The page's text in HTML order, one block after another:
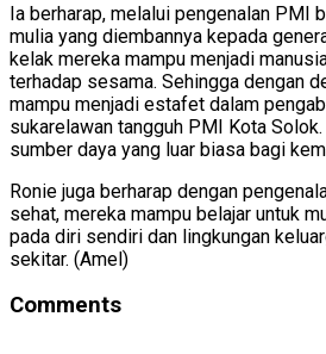
Ia berharap, melalui pengenalan PMI
mulia yang diembannya kepada
kelak mereka mampu menjadi
terhadap sesama. Sehingga dengan
mampu menjadi estafet dalam
sukarelawan tangguh PMI Kota Solok.
sumber daya yang luar biasa bagi
Ronie juga berharap dengan
sehat, mereka mampu belajar untuk
pada diri sendiri dan lingkungan
sekitar. (Amel)
Comments